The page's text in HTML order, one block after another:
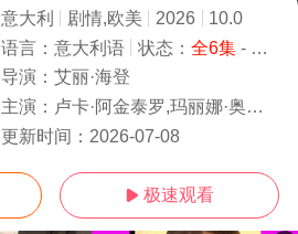
意大利 剧情,欧美 2026
10.0
语言： 意大利语 状态： 全6集- 免费在线观看
导演： 艾丽·海登
主演： 卢卡·阿金泰罗,玛丽娜·奥奇奥诺
更新时间： 2026-07-08
 极速观看